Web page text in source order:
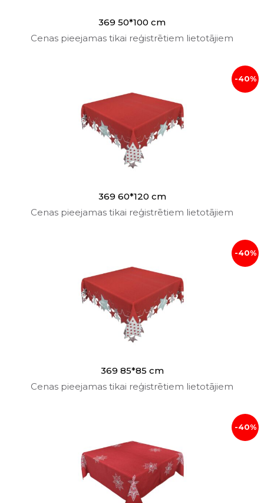
369 50*100 cm
Cenas pieejamas tikai reģistrētiem lietotājiem
-40%
369 60*120 cm
Cenas pieejamas tikai reģistrētiem lietotājiem
-40%
369 85*85 cm
Cenas pieejamas tikai reģistrētiem lietotājiem
-40%